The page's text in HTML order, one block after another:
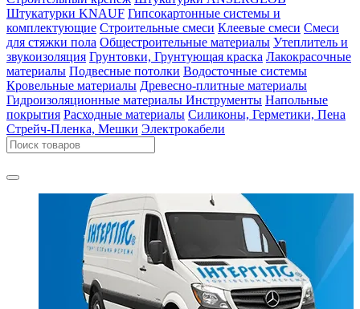
Штукатурки KNAUF Гипсокартонные системы и
комплектующие Строительные смеси Клеевые смеси Смеси
для стяжки пола Общестроительные материалы Утеплитель и
звукоизоляция Грунтовки, Грунтующая краска Лакокрасочные
материалы Подвесные потолки Водосточные системы
Кровельные материалы Древесно-плитные материалы
Гидроизоляционные материалы Инструменты Напольные
покрытия Расходные материалы Силиконы, Герметики, Пена
Стрейч-Пленка, Мешки Электрокабели